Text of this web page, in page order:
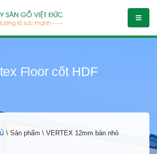
Floor cốt HDF
\ Sản phẩm \ VERTEX 12mm bản nhỏ